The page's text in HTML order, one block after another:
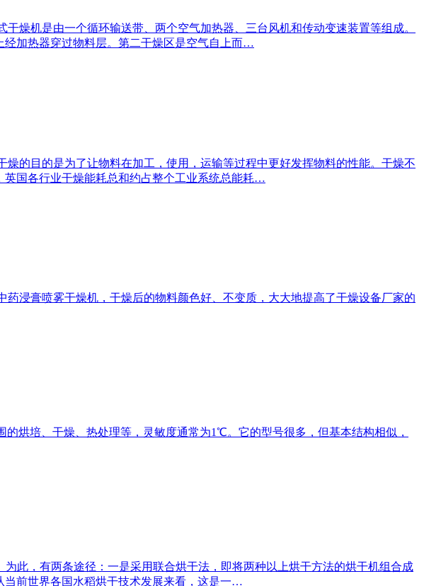
燥机是由一个循环输送带、两个空气加热器、三台风机和传动变速装置等组成。
经加热器穿过物料层。第二干燥区是空气自上而…
的目的是为了让物料在加工，使用，运输等过程中更好发挥物料的性能。干燥不
国各行业干燥能耗总和约占整个工业系统总能耗…
浸膏喷雾干燥机，干燥后的物料颜色好、不变质，大大地提高了干燥设备厂家的
烘培、干燥、热处理等，灵敏度通常为1℃。它的型号很多，但基本结构相似，
此，有两条途径：一是采用联合烘干法，即将两种以上烘干方法的烘干机组合成
当前世界各国水稻烘干技术发展来看，这是一…